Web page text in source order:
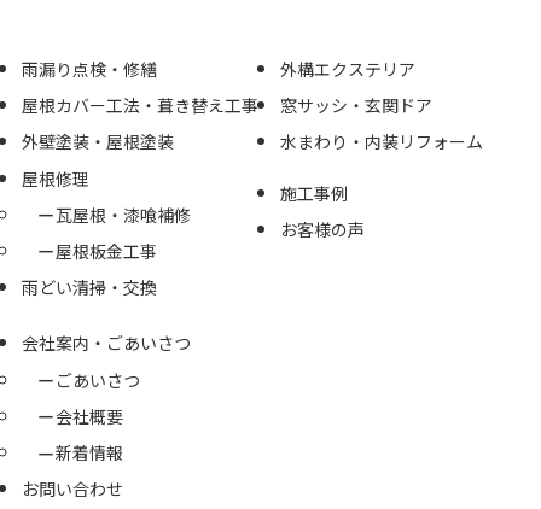
雨漏り点検・修繕
屋根カバー工法・葺き替え工事
外壁塗装・屋根塗装
屋根修理
瓦屋根・漆喰補修
屋根板金工事
雨どい清掃・交換
外構エクステリア
窓サッシ・玄関ドア
水まわり・内装リフォーム
施工事例
お客様の声
会社案内・ごあいさつ
ごあいさつ
会社概要
新着情報
お問い合わせ